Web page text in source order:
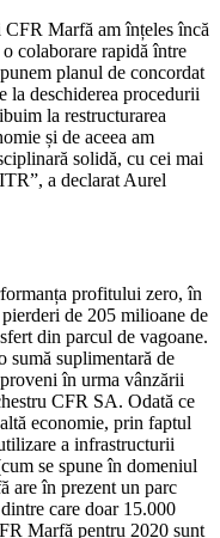
Marfă am înțeles încă
colaborare rapidă între
planul de concordat
la deschiderea procedurii
la restructurarea
și de aceea am
solidă, cu cei mai
a declarat Aurel
profitului zero, în
de 205 milioane de
din parcul de vagoane.
sumă suplimentară de
în urma vânzării
CFR SA. Odată ce
economie, prin faptul
a infrastructurii
se spune în domeniul
are în prezent un parc
care doar 15.000
Marfă pentru 2020 sunt